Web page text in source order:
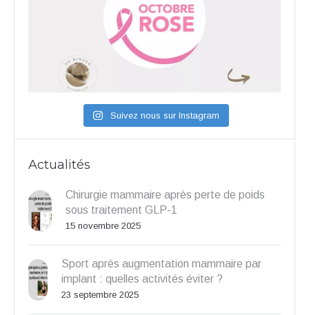
Suivez nous sur Instagram
Actualités
Chirurgie mammaire après perte de poids
sous traitement GLP-1
15 novembre 2025
Sport après augmentation mammaire par
implant : quelles activités éviter ?
23 septembre 2025